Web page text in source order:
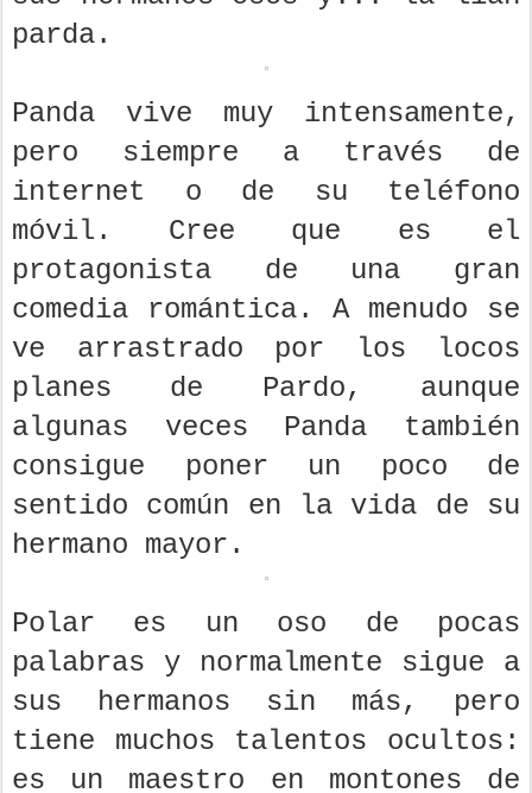
parda.
Panda vive muy intensamente,
pero siempre a través de
internet o de su teléfono
móvil. Cree que es el
protagonista de una gran
comedia romántica. A menudo se
ve arrastrado por los locos
planes de Pardo, aunque
algunas veces Panda también
consigue poner un poco de
sentido común en la vida de su
hermano mayor.
Polar es un oso de pocas
palabras y normalmente sigue a
sus hermanos sin más, pero
tiene muchos talentos ocultos:
es un maestro en montones de